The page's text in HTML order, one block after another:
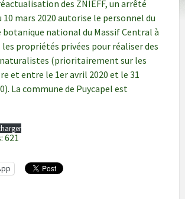
des ZNIEFF, un arrêté
mars 2020 autorise le personnel du
national du Massif Central à
propriétés privées pour réaliser des
(prioritairement sur les
et entre le 1er avril 2020 et le 31
La commune de Puycapel est
621